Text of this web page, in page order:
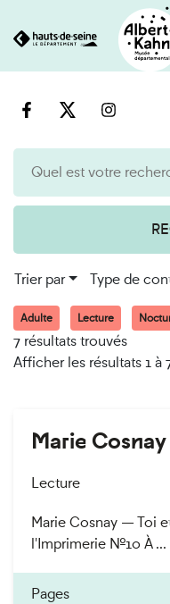
au
Trier par Type de
Adulte Lecture
7 résultats trouvés
Afficher les résultats 1 à
Marie
Lecture
Marie Cosnay — Toi
l'Imprimerie n°10 À ...
Pages
Cookies et traceurs